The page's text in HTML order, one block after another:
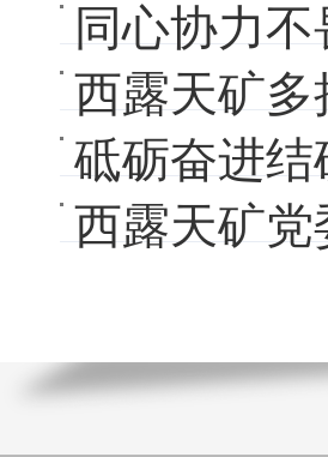
同心协力
西露天矿
砥砺奋进
西露天矿